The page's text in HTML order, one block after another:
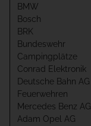
BMW
Bosch
BRK
Bundeswehr
Campingplätze
Conrad Elektronik
Deutsche Bahn AG
Feuerwehren
Mercedes Benz AG
Adam Opel AG